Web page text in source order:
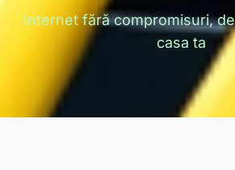
Internet fără compromisuri,
casa ta